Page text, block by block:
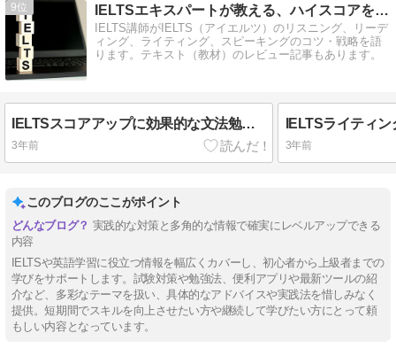
9 IELTSエキスパートが教える、ハイスコアを取る方法
IELTS講師がIELTS（アイエルツ）のリスニング、リーデ
ィング、ライティング、スピーキングのコツ・戦略を語
ります。テキスト（教材）のレビュー記事もあります。
IELTSスコアアップに効果的な文法勉強法とおすすめ参考書5選
3年前 3年前
このブログのここがポイント
実践的な対策と多角的な情報で確実にレベルアップできる
内容
IELTSや英語学習に役立つ情報を幅広くカバーし、初心者から上級者までの
学びをサポートします。試験対策や勉強法、便利アプリや最新ツールの紹
介など、多彩なテーマを扱い、具体的なアドバイスや実践法を惜しみなく
提供。短期間でスキルを向上させたい方や継続して学びたい方にとって頼
もしい内容となっています。